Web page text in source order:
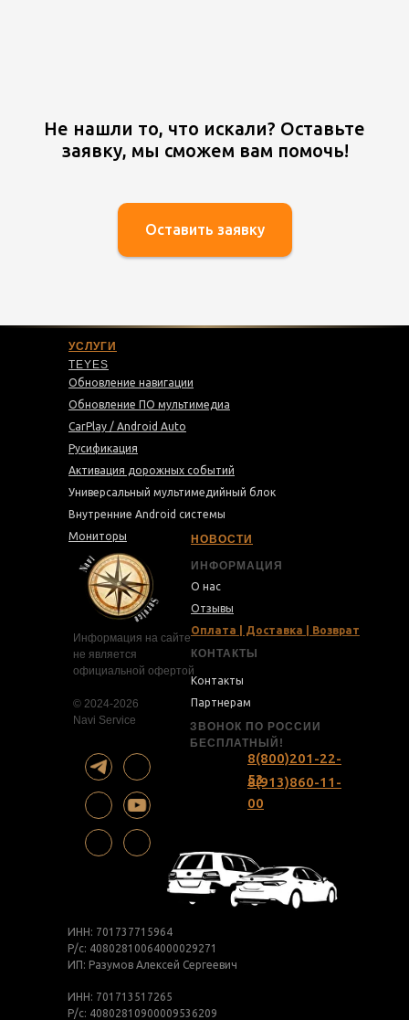
Не нашли то, что искали? Оставьте
заявку, мы сможем вам помочь!
Оставить заявку
Информация на сайте
не является
официальной офертой
© 2024-2026
Navi Service
УСЛУГИ
Обновление навигации
Обновление ПО мультимедиа
CarPlay / Android Auto
Русификация
Активация дорожных событий
Универсальный мультимедийный блок
Внутренние Android системы
Мониторы
ИНФОРМАЦИЯ
О нас
Отзывы
Оплата | Доставка | Возврат
КОНТАКТЫ
Контакты
Партнерам
ИНН: 701737715964
Р/с: 40802810064000029271
ИП: Разумов Алексей Сергеевич
ИНН: 701713517265
Р/с: 40802810900009536209
ЗВОНОК ПО РОССИИ
БЕСПЛАТНЫЙ!
НОВОСТИ
8(800)201-22-
53
8(913)860-11-
00
TEYES